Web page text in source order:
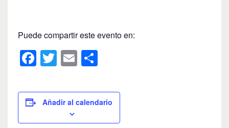
Puede compartir este evento en:
F
a
c
e
T
wi
tt
er
E
m
ailm
p
Añadir al calendario